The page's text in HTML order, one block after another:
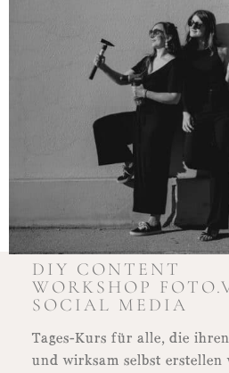
DIY CONTENT
WORKSHOP
SOCIAL MEDIA
Tages-Kurs für alle, die
und wirksam selbst